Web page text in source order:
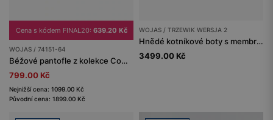
Cena s kódem FINAL20: 639.20 Kč
WOJAS / 74151-64
Béžové pantofle z kolekce Comfort z velurové štípané kůže
799.00 Kč
Nejnižší cena: 1099.00 Kč
Původní cena: 1899.00 Kč
WOJAS / TRZEWIK WERSJA 2
Hnědé kotníkové boty s membránou Sympatex, odolné proti propíchnutí podrážky a promokání.
3499.00 Kč